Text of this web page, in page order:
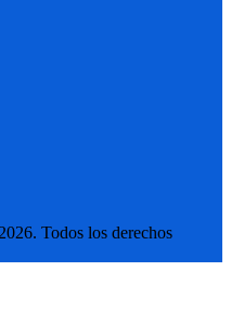
Todos los derechos